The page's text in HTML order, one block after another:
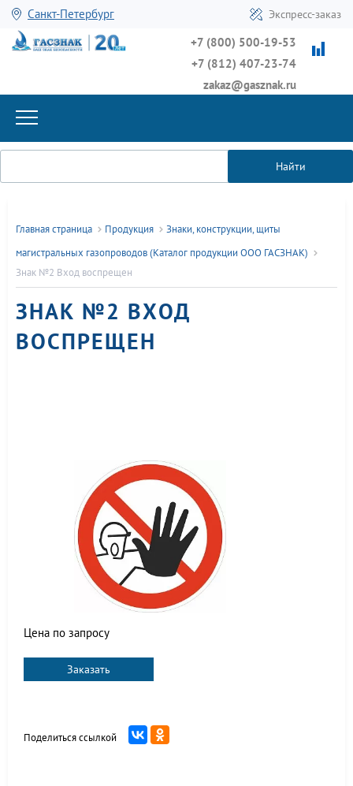
Санкт-Петербург Экспресс-заказ
+7 (800) 500-19-53
+7 (812) 407-23-74
zakaz@gasznak.ru
Найти
Главная страница Продукция
Знаки, конструкции, щиты
магистральных газопроводов (Каталог продукции ООО ГАСЗНАК)
Знак №2 Вход воспрещен
ЗНАК №2 ВХОД
ВОСПРЕЩЕН
Цена по запросу
Заказать
Поделиться ссылкой